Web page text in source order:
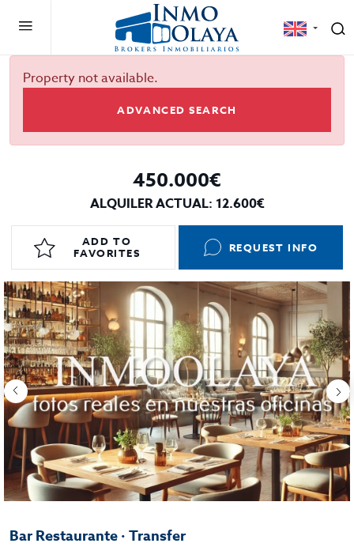
Property not available.
ADVANCED SEARCH
450.000€
ALQUILER ACTUAL: 12.600€
ADD TO
FAVORITES
REQUEST INFO
Bar Restaurante · Transfer